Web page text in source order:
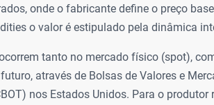
onde o fabricante define o preço
o valor é estipulado pela dinâmica
tanto no mercado físico (spot),
através de Bolsas de Valores e
nos Estados Unidos. Para o